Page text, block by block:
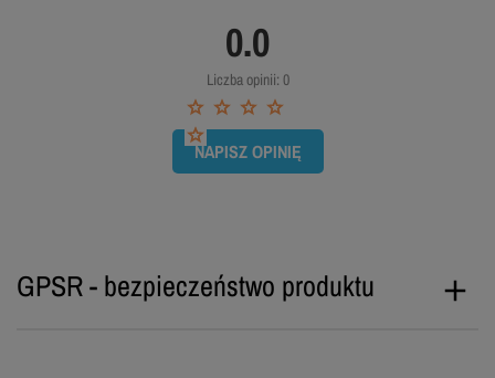
0.0
Liczba opinii: 0
NAPISZ OPINIĘ
GPSR - bezpieczeństwo produktu